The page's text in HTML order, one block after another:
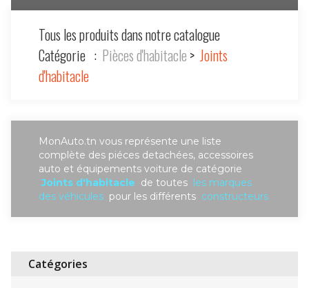
Tous les produits dans notre catalogue
Catégorie : Pièces d'habitacle > Joints
d'habitacle
MonAuto.tn vous représente une liste
complète des piéces detachées, accessoires
auto et équipements voiture de catégorie
Joints d'habitacle de toutes les marques
des véhicules pour les différents constructeurs
Catégories